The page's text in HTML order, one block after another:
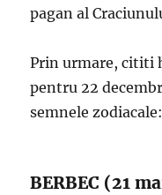
pagan al
Prin urmare, cititi
pentru 22
semnele zodiacale:
BERBEC (21